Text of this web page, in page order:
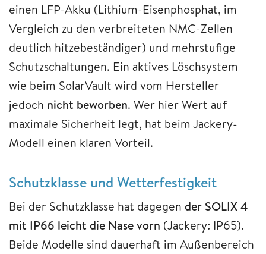
einen LFP-Akku (Lithium-Eisenphosphat, im
Vergleich zu den verbreiteten NMC-Zellen
deutlich hitzebeständiger) und mehrstufige
Schutzschaltungen. Ein aktives Löschsystem
wie beim SolarVault wird vom Hersteller
jedoch nicht beworben. Wer hier Wert auf
maximale Sicherheit legt, hat beim Jackery-
Modell einen klaren Vorteil.
Schutzklasse und Wetterfestigkeit
Bei der Schutzklasse hat dagegen der SOLIX 4
mit IP66 leicht die Nase vorn (Jackery: IP65).
Beide Modelle sind dauerhaft im Außenbereich